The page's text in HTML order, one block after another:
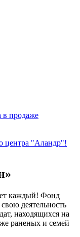
в продаже
центра "Аландр"!
каждый! Фонд
деятельность
находящихся на
раненых и семей